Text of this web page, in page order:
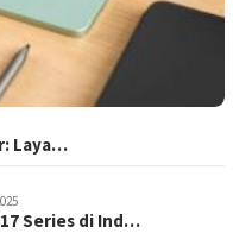
Laya…
Series di Ind…